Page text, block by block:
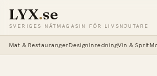
LYX.se
SVERIGES NÄTMAGASIN FÖR LIVSNJUTARE
Mat & RestaurangerDesignInredningVin & Sprit